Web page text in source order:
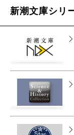
新潮文庫シリ